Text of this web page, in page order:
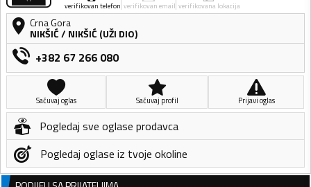
verifikovan telefon verifikovan email verifikovana lokacija
Crna Gora
NIKŠIĆ/ NIKŠIĆ (UŽI DIO)
+382 67 266 080
Sačuvaj oglas Sačuvaj profil Prijavi oglas
Pogledaj sve oglase prodavca
Pogledaj oglase iz tvoje okoline